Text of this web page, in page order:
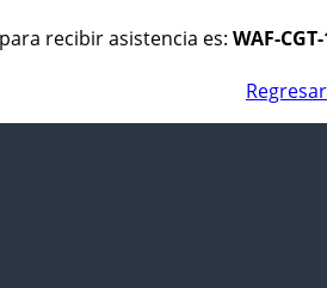
recibir asistencia es: WAF-
Regresar